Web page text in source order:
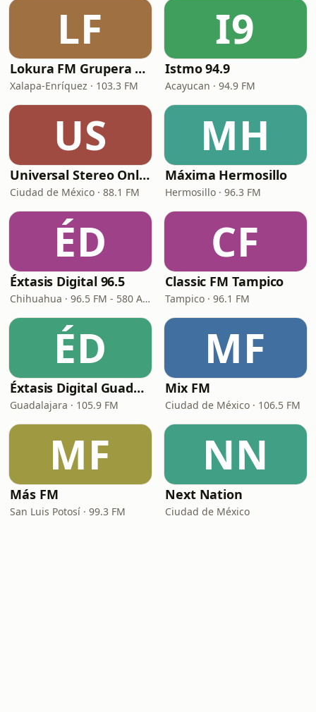
LF
Lokura FM Grupera Xalapa
Xalapa-Enríquez · 103.3 FM
I9
Istmo 94.9
Acayucan · 94.9 FM
US
Universal Stereo Online
Ciudad de México · 88.1 FM
MH
Máxima Hermosillo
Hermosillo · 96.3 FM
ÉD
Éxtasis Digital 96.5
Chihuahua · 96.5 FM - 580 AM
CF
Classic FM Tampico
Tampico · 96.1 FM
ÉD
Éxtasis Digital Guadalajara
Guadalajara · 105.9 FM
MF
Mix FM
Ciudad de México · 106.5 FM
MF
Más FM
San Luis Potosí · 99.3 FM
NN
Next Nation
Ciudad de México